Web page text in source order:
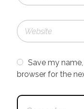
Save my
browser for the